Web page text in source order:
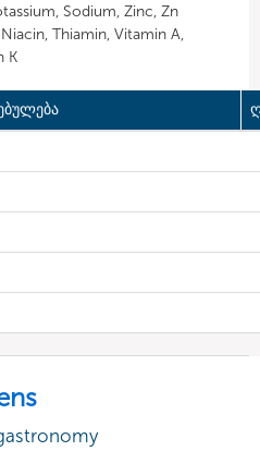
Sodium, Zinc, Zn
Thiamin, Vitamin A,
K